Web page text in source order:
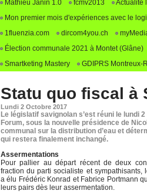
Mathieu Janin 1.0
fcmv2013
Actualité
Mon premier mois d'expériences avec le
1fluenzia.com
dircom4you.ch
Élection communale 2021 à Montet (Glâne)
Smartketing Mastery
GDIPRS Montreux-
Statu quo fiscal à
Lundi 2 Octobre 2017
Le législatif savignolan s’est réuni le lundi
Forum, sous la nouvelle présidence de
communal sur la distribution d’eau et
qui restera finalement inchangé.
Assermentations
Pour pallier au départ récent de deux
fraction du parti socialiste et sympathisants,
a élu Frédéric Konrad et Fabrice Portmann
leurs pairs dès leur assermentation.